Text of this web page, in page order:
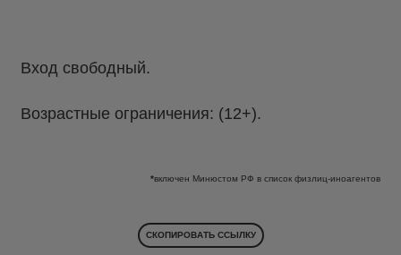
Вход свободный.
Возрастные ограничения: (12+).
*включен Минюстом РФ в список физлиц-иноагентов
СКОПИРОВАТЬ ССЫЛКУ